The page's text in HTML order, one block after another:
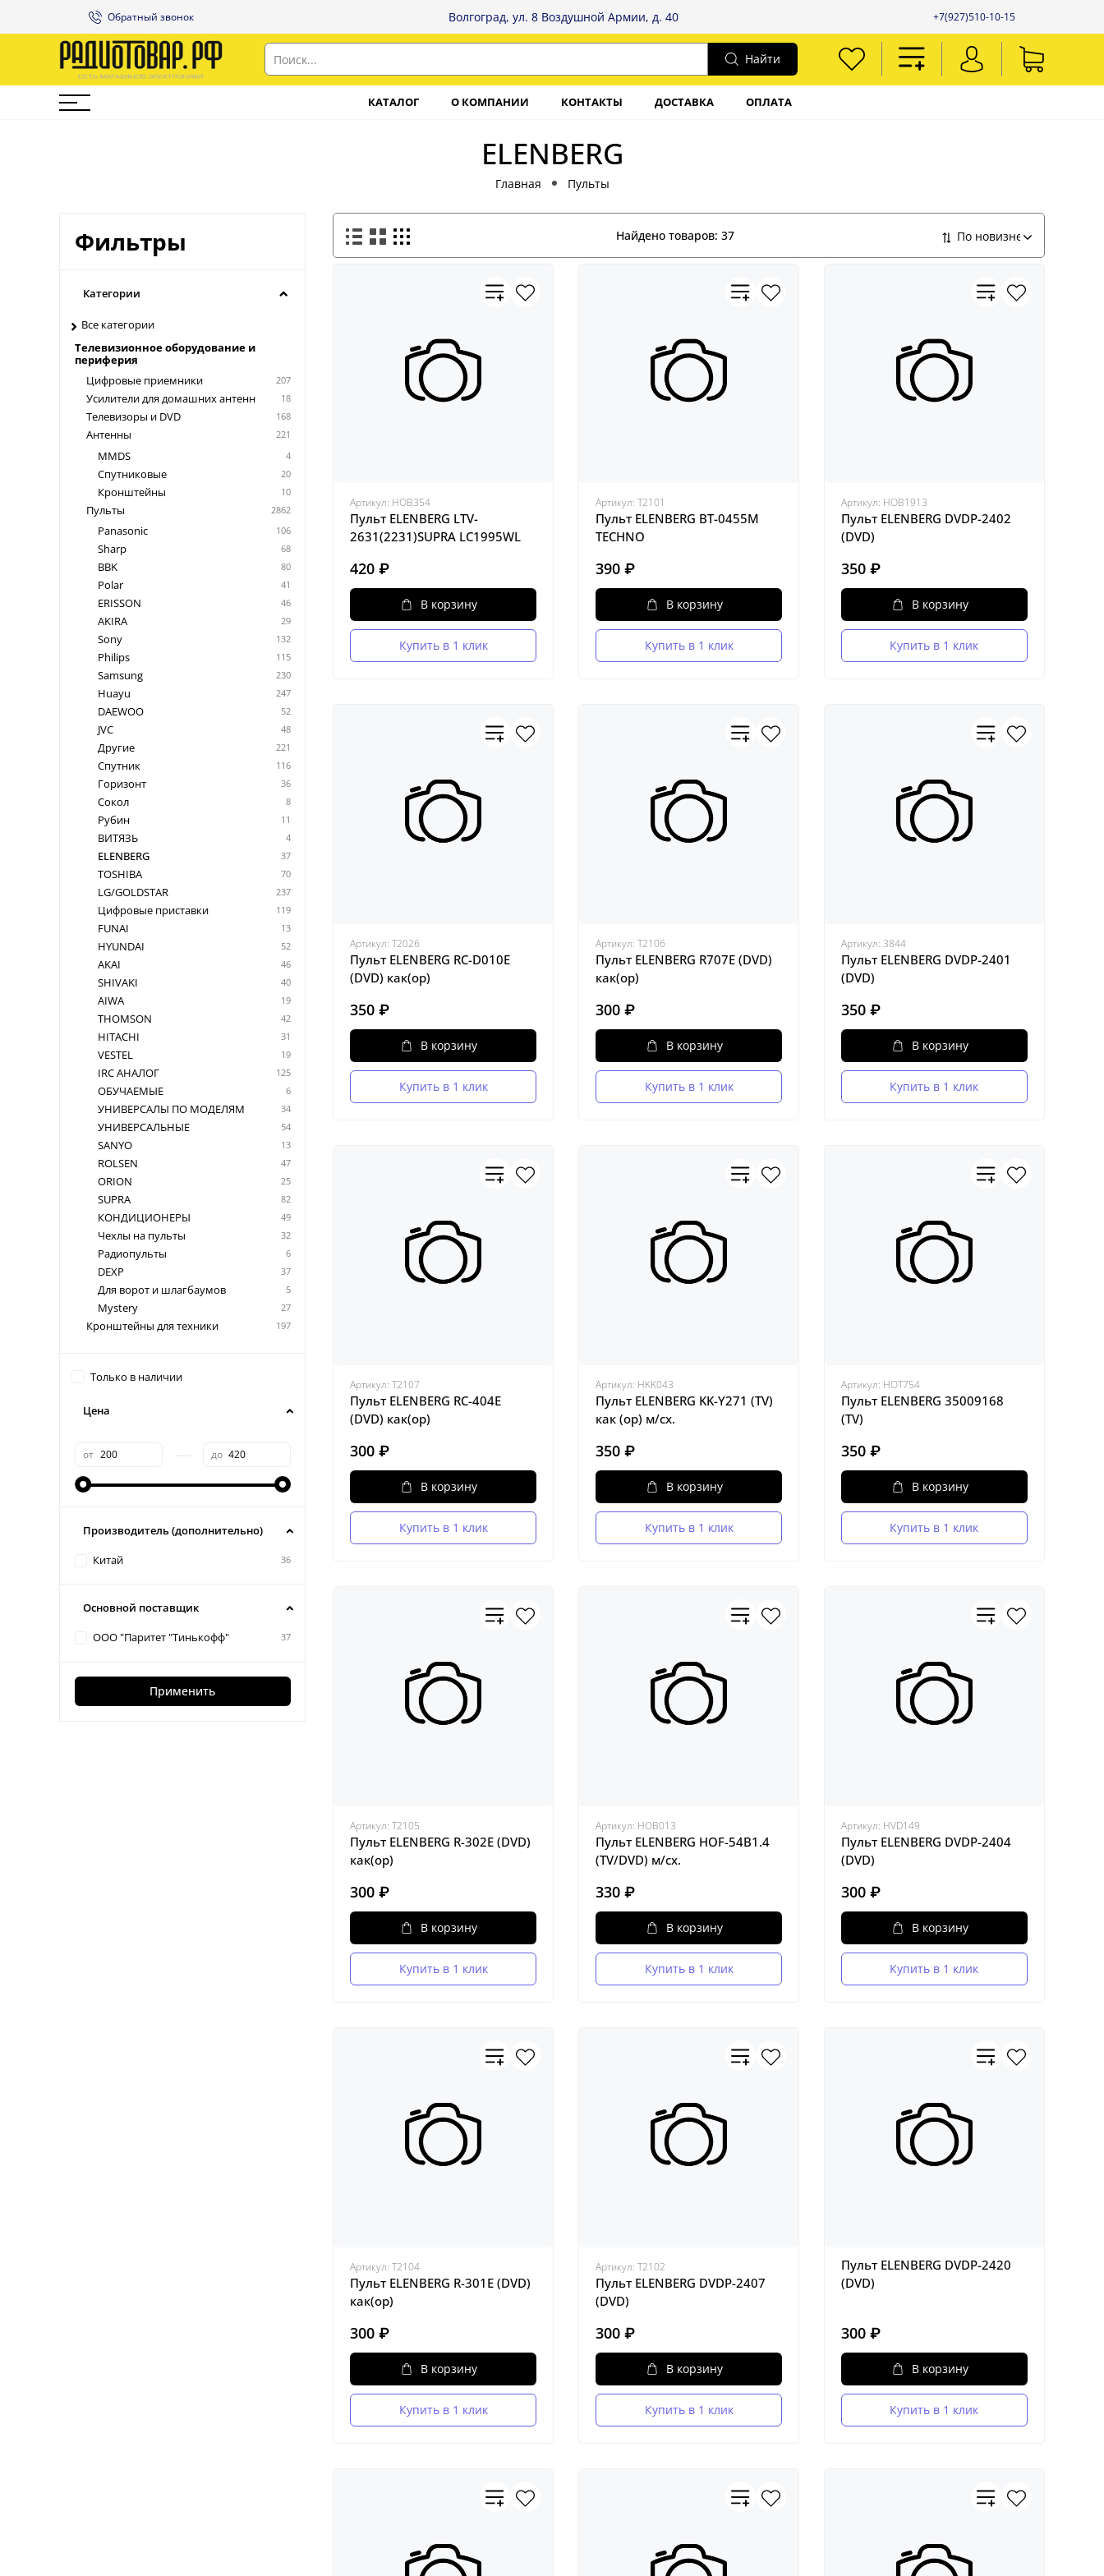
Обратный звонок Волгоград, ул. 8 Воздушной Армии, д. 40 +7(927)510-10-15
Найти
КАТАЛОГ О КОМПАНИИ КОНТАКТЫ ДОСТАВКА ОПЛАТА
ELENBERG
Главная Пульты
Найдено товаров: 37
Артикул: HOB354
Пульт ELENBERG LTV-
2631(2231)SUPRA LC1995WL
420 ₽
В корзину
Купить в 1 клик
Артикул:Т2101
Пульт ELENBERG BT-0455M
TECHNO
390 ₽
В корзину
Купить в 1 клик
Артикул: HOB1913
Пульт ELENBERG DVDP-2402
(DVD)
350 ₽
В корзину
Купить в 1 клик
Артикул:Т2026
Пульт ELENBERG RC-D010E
(DVD) как(ор)
350 ₽
В корзину
Купить в 1 клик
Артикул:Т2106
Пульт ELENBERG R707E (DVD)
как(ор)
300 ₽
В корзину
Купить в 1 клик
Артикул:3844
Пульт ELENBERG DVDP-2401
(DVD)
350 ₽
В корзину
Купить в 1 клик
Артикул:Т2107
Пульт ELENBERG RC-404E
(DVD) как(ор)
300 ₽
В корзину
Купить в 1 клик
Артикул: HKK043
Пульт ELENBERG KK-Y271 (TV)
как (ор) м/сх.
350 ₽
В корзину
Купить в 1 клик
Артикул: HOT754
Пульт ELENBERG 35009168
(TV)
350 ₽
В корзину
Купить в 1 клик
Артикул:Т2105
Пульт ELENBERG R-302E (DVD)
как(ор)
300 ₽
В корзину
Купить в 1 клик
Артикул: HOB013
Пульт ELENBERG HOF-54B1.4
(TV/DVD) м/сх.
330 ₽
В корзину
Купить в 1 клик
Артикул: HVD149
Пульт ELENBERG DVDP-2404
(DVD)
300 ₽
В корзину
Купить в 1 клик
Артикул:Т2104
Пульт ELENBERG R-301E (DVD)
как(ор)
300 ₽
В корзину
Купить в 1 клик
Артикул:Т2102
Пульт ELENBERG DVDP-2407
(DVD)
300 ₽
В корзину
Купить в 1 клик
Пульт ELENBERG DVDP-2420
(DVD)
300 ₽
В корзину
Купить в 1 клик
Фильтры
Категории
Все категории
Телевизионное оборудование и
периферия
Цифровые приемники
207
Усилители для домашних антенн 18
Телевизоры и DVD 168
Антенны 221
MMDS 4
Спутниковые 20
Кронштейны 10
Пульты 2862
Panasonic 106
Sharp 68
BBK 80
Polar 41
ERISSON 46
AKIRA 29
Sony 132
Philips 115
Samsung 230
Huayu 247
DAEWOO 52
JVC 48
Другие 221
Спутник 116
Горизонт 36
Сокол 8
Рубин 11
ВИТЯЗЬ 4
ELENBERG 37
TOSHIBA 70
LG/GOLDSTAR 237
Цифровые приставки 119
FUNAI 13
HYUNDAI 52
AKAI 46
SHIVAKI 40
AIWA 19
THOMSON 42
HITACHI 31
VESTEL 19
IRC АНАЛОГ 125
ОБУЧАЕМЫЕ 6
УНИВЕРСАЛЫ ПО МОДЕЛЯМ 34
УНИВЕРСАЛЬНЫЕ 54
SANYO 13
ROLSEN 47
ORION 25
SUPRA 82
КОНДИЦИОНЕРЫ 49
Чехлы на пульты 32
Радиопульты 6
DEXP 37
Для ворот и шлагбаумов 5
Mystery 27
Кронштейны для техники 197
Только в наличии
Цена
от до
Производитель (дополнительно)
Китай 36
Основной поставщик
ООО "Паритет "Тинькофф" 37
Применить